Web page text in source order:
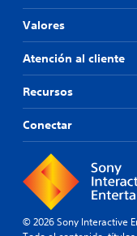
Valores
Atención al cliente
Recursos
Conectar
© 2026 Sony Interactive